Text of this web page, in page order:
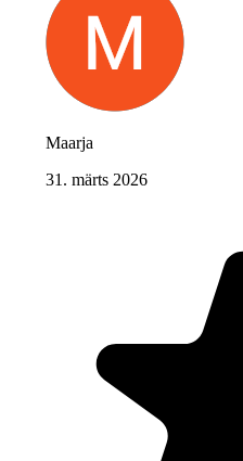
Maarja
31. märts 2026